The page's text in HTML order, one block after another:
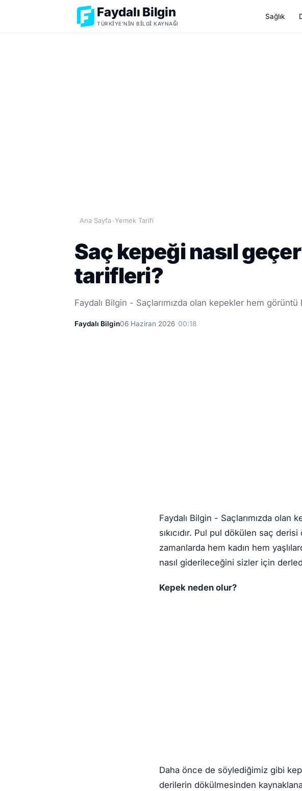
Faydalı Bilgin
TÜRKIYE'NIN BILGI KAYNAĞI
Sağlık
Ana Sayfa ›Yemek Tarifi
Saç kepeği nasıl
tarifleri?
Faydalı Bilgin - Saçlarımızda olan kepekler hem görüntü
Faydalı Bilgin06 Haziran 2026 00:18
Faydalı Bilgin - Saçlarımızda olan
sıkıcıdır. Pul pul dökülen saç
zamanlarda hem kadın hem
nasıl giderileceğini sizler için
Kepek neden olur?
Daha önce de söylediğimiz gibi
derilerin dökülmesinden